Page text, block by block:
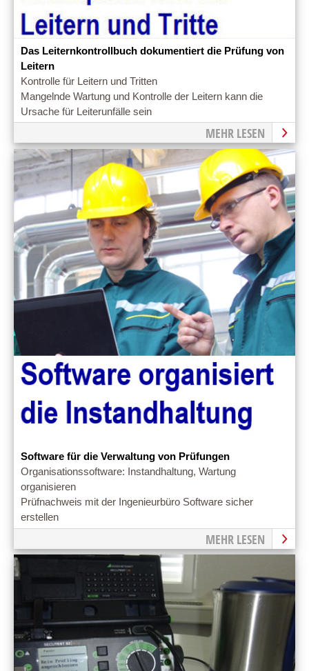
Das Leiternkontrollbuch dokumentiert die Prüfung von
Leitern
Kontrolle für Leitern und Tritten
Mangelnde Wartung und Kontrolle der Leitern kann die
Ursache für Leiterunfälle sein
MEHR LESEN
Software für die Verwaltung von Prüfungen
Organisationssoftware: Instandhaltung, Wartung
organisieren
Prüfnachweis mit der Ingenieurbüro Software sicher
erstellen
MEHR LESEN